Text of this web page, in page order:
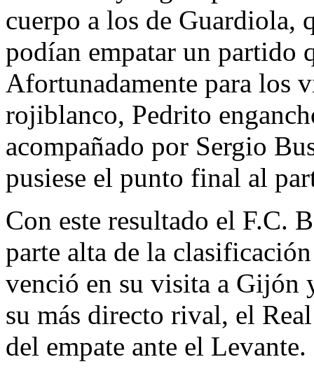
cuerpo a los de Guardiola,
podían empatar un partido
Afortunadamente para los
rojiblanco, Pedrito
acompañado por Sergio
pusiese el punto final al
Con este resultado el F.C.
parte alta de la
venció en su visita a Gijón
su más directo rival, el
del empate ante el Levante.